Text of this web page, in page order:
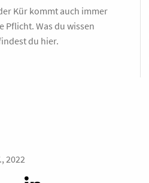
Kür kommt auch immer
Pflicht. Was du wissen
du hier.
2022